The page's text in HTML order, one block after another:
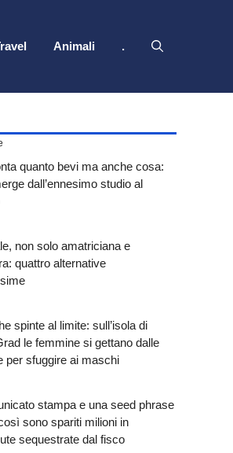
Animali .
quanto bevi ma anche cosa:
dall’ennesimo studio al
non solo amatriciana e
quattro alternative
spinte al limite: sull’isola di
le femmine si gettano dalle
per sfuggire ai maschi
stampa e una seed phrase
sono spariti milioni in
sequestrate dal fisco